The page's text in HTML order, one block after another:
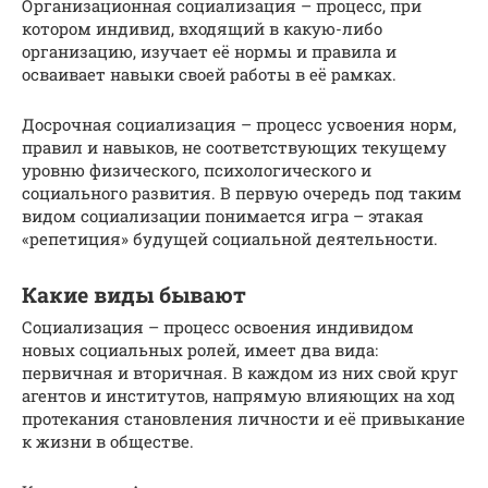
Организационная социализация – процесс, при
котором индивид, входящий в какую-либо
организацию, изучает её нормы и правила и
осваивает навыки своей работы в её рамках.
Досрочная социализация – процесс усвоения норм,
правил и навыков, не соответствующих текущему
уровню физического, психологического и
социального развития. В первую очередь под таким
видом социализации понимается игра – этакая
«репетиция» будущей социальной деятельности.
Какие виды бывают
Социализация – процесс освоения индивидом
новых социальных ролей, имеет два вида:
первичная и вторичная. В каждом из них свой круг
агентов и институтов, напрямую влияющих на ход
протекания становления личности и её привыкание
к жизни в обществе.